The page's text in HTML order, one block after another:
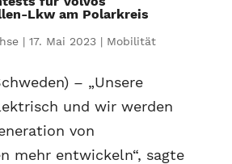
Lkw am Polarkreis
| 17. Mai 2023| Mobilität
– „Unsere
und wir werden
von
mehr entwickeln“, sagte